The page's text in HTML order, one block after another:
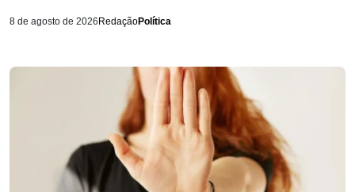
8 de agosto de 2026 RedaçãoPolítica